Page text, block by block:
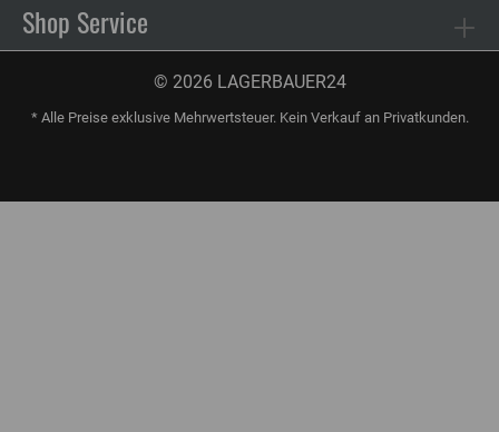
Shop Service
© 2026 LAGERBAUER24
* Alle Preise exklusive Mehrwertsteuer. Kein Verkauf an Privatkunden.